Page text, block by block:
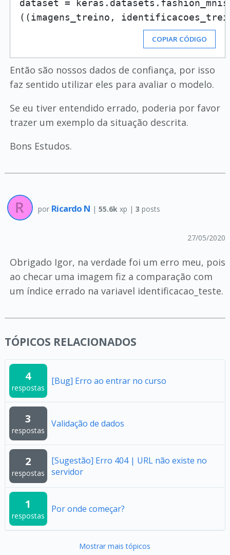
dataset =
((imagens_treino,
COPIAR CÓDIGO
Então são nossos dados de confiança, por isso
faz sentido utilizar eles para avaliar o modelo.
Se eu tiver entendido errado, poderia por favor
trazer um exemplo da situação descrita.
Bons Estudos.
por Ricardo N | 55.6kxp | 3 posts
27/05/2020
Obrigado Igor, na verdade foi um erro meu, pois
ao checar uma imagem fiz a comparação com
um índice errado na variavel identificacao_teste.
TÓPICOS RELACIONADOS
4
respostas
[Bug] Erro ao entrar no curso
3
respostas
Validação de dados
2
respostas
[Sugestão] Erro 404 | URL não existe no
servidor
1
respostas
Por onde começar?
Mostrar mais tópicos